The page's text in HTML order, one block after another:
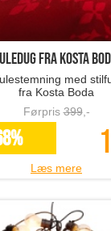
fra Kosta
med
fra Kosta Boda
Førpris399,-
Læs mere